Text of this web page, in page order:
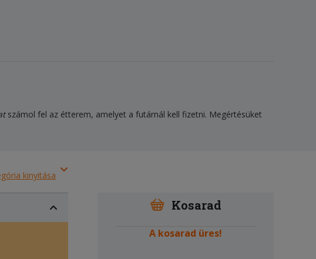
számol fel az étterem, amelyet a futárnál kell fizetni. Megértésüket
kinyitása
Kosarad
A kosarad üres!